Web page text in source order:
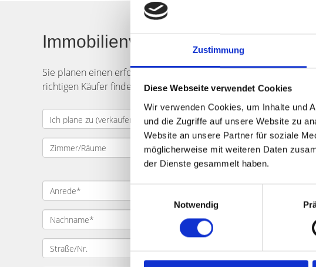
Zustimmung
Diese Webseite verwendet Cookies
Wir verwenden Cookies, um Inhalte und
und die Zugriffe auf unsere Website zu
Website an unsere Partner für soziale
möglicherweise mit weiteren Daten
der Dienste gesammelt haben.
Notwendig
Immobilienverkauf in Fürth
Sie planen einen erfolgreichenVerkaufIhrerImmobiliein
richtigen Käufer finden? Senden Sie uns IhreVerkaufsanfrage